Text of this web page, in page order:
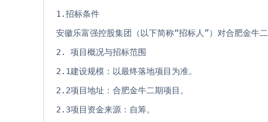
1.招标条件
安徽乐富强控股集团（以下简称“招标人”）对合肥金牛
2. 项目概况与招标范围
2.1建设规模：以最终落地项目为准。
2.2项目地址：合肥金牛二期项目。
2.3项目资金来源：自筹。